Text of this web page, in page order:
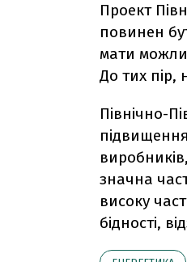
Проект
повинен
мати
До тих пір,
Північно-
значна
високу
бідності,